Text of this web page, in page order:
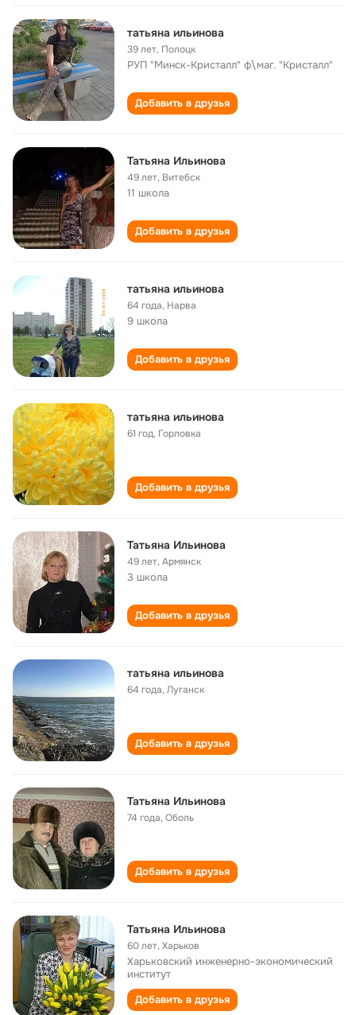
татьяна ильинова
39 лет, Полоцк
РУП "Минск-Кристалл" ф\маг. "Кристалл"
Добавить в друзья
Татьяна Ильинова
49 лет, Витебск
11 школа
Добавить в друзья
татьяна ильинова
64 года, Нарва
9 школа
Добавить в друзья
татьяна ильинова
61 год, Горловка
Добавить в друзья
Татьяна Ильинова
49 лет,Армянск
3 школа
Добавить в друзья
татьяна ильинова
64 года,Луганск
Добавить в друзья
Татьяна Ильинова
74 года,Оболь
Добавить в друзья
Татьяна Ильинова
60 лет,Харьков
Харьковский инженерно-экономический
институт
Добавить в друзья